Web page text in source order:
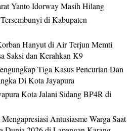
Yanto Idorway Masih Hilang
di Kabupaten
Hanyut di Air Terjun Memti
Saksi dan Kerahkan K9
Tiga Kasus Pencurian Dan
Di Kota Jayapura
Kota Jalani Sidang BP4R di
Antusiasme Warga Saat